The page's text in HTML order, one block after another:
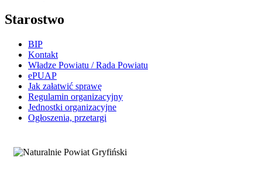
Starostwo
BIP
Kontakt
Władze Powiatu / Rada Powiatu
ePUAP
Jak załatwić sprawę
Regulamin organizacyjny
Jednostki organizacyjne
Ogłoszenia, przetargi